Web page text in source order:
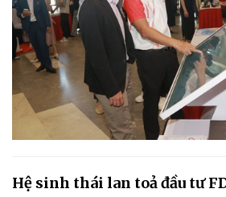
Hệ sinh thái lan toả đầu tư